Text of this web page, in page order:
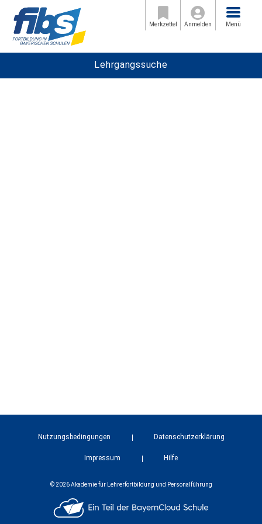
Merkzettel Anmelden
Menü
Menü
Lehrgangssuche
Nutzungsbedingungen Datenschutzerklärung
Impressum Hilfe
© 2026 Akademie für Lehrerfortbildung und Personalführung